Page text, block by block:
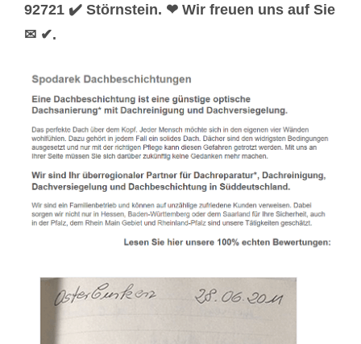
92721 ✔️ Störnstein. ❤ Wir freuen uns auf Sie
✉ ✔.